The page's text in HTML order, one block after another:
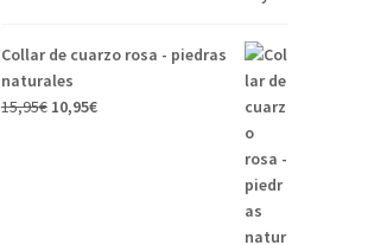
Collar de cuarzo rosa - piedras
naturales
15,95€ 10,95€